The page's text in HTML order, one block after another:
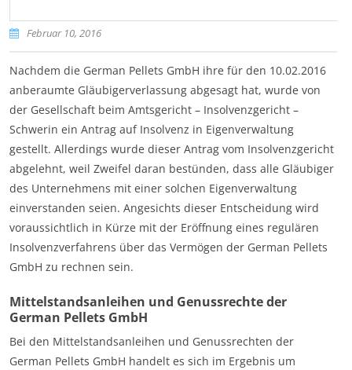
Februar 10, 2016
Nachdem die German Pellets GmbH ihre für den 10.02.2016
anberaumte Gläubigerverlassung abgesagt hat, wurde von
der Gesellschaft beim Amtsgericht – Insolvenzgericht –
Schwerin ein Antrag auf Insolvenz in Eigenverwaltung
gestellt. Allerdings wurde dieser Antrag vom Insolvenzgericht
abgelehnt, weil Zweifel daran bestünden, dass alle Gläubiger
des Unternehmens mit einer solchen Eigenverwaltung
einverstanden seien. Angesichts dieser Entscheidung wird
voraussichtlich in Kürze mit der Eröffnung eines regulären
Insolvenzverfahrens über das Vermögen der German Pellets
GmbH zu rechnen sein.
Mittelstandsanleihen und Genussrechte der
German Pellets GmbH
Bei den Mittelstandsanleihen und Genussrechten der
German Pellets GmbH handelt es sich im Ergebnis um